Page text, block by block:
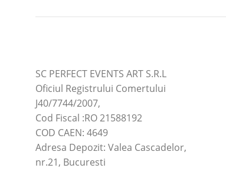
SC PERFECT EVENTS ART S.R.L
Oficiul Registrului Comertului
J40/7744/2007,
Cod Fiscal :RO 21588192
COD CAEN: 4649
Adresa Depozit: Valea Cascadelor,
nr.21, Bucuresti